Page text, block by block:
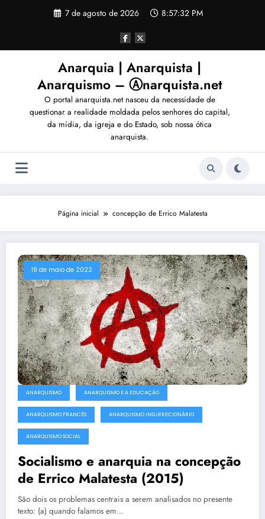
7 de agosto de 2026 8:57:35 PM
Anarquia | Anarquista |
Anarquismo – Ⓐnarquista.net
O portal anarquista.net nasceu da necessidade de
questionar a realidade moldada pelos senhores do capital,
da mídia, da igreja e do Estado, sob nossa ótica
anarquista.
Página inicial concepção de Errico Malatesta
19 de maio de 2022
ANARQUISMO ANARQUISMO E A EDUCAÇÃO
ANARQUISMO FRANCÊS ANARQUISMO INSURRECIONÁRIO
ANARQUISMO SOCIAL
Socialismo e anarquia na concepção
de Errico Malatesta (2015)
São dois os problemas centrais a serem analisados no presente
texto: (a) quando falamos em…